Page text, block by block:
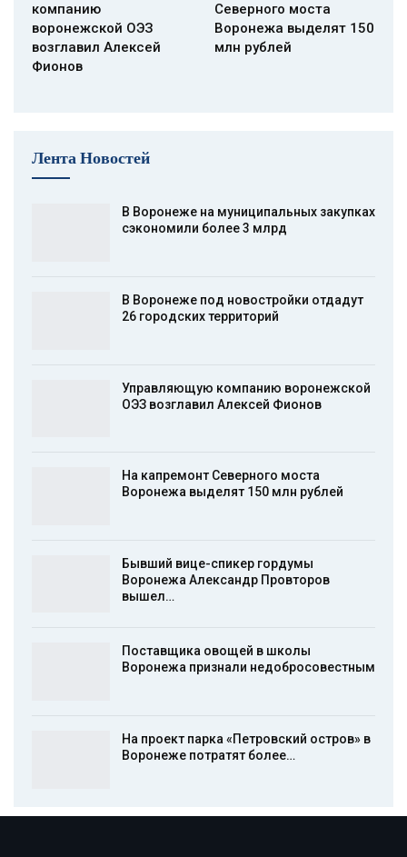
компанию
воронежской ОЭЗ
возглавил Алексей
Фионов
Северного моста
Воронежа выделят 150
млн рублей
Лента Новостей
В Воронеже на муниципальных закупках
сэкономили более 3 млрд
В Воронеже под новостройки отдадут
26 городских территорий
Управляющую компанию воронежской
ОЭЗ возглавил Алексей Фионов
На капремонт Северного моста
Воронежа выделят 150 млн рублей
Бывший вице-спикер гордумы
Воронежа Александр Провторов
вышел…
Поставщика овощей в школы
Воронежа признали недобросовестным
На проект парка «Петровский остров» в
Воронеже потратят более…